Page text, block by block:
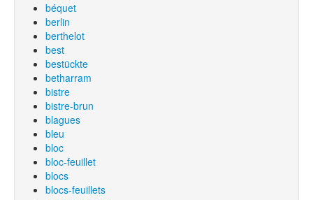
béquet
berlin
berthelot
best
bestückte
betharram
bistre
bistre-brun
blagues
bleu
bloc
bloc-feuillet
blocs
blocs-feuillets